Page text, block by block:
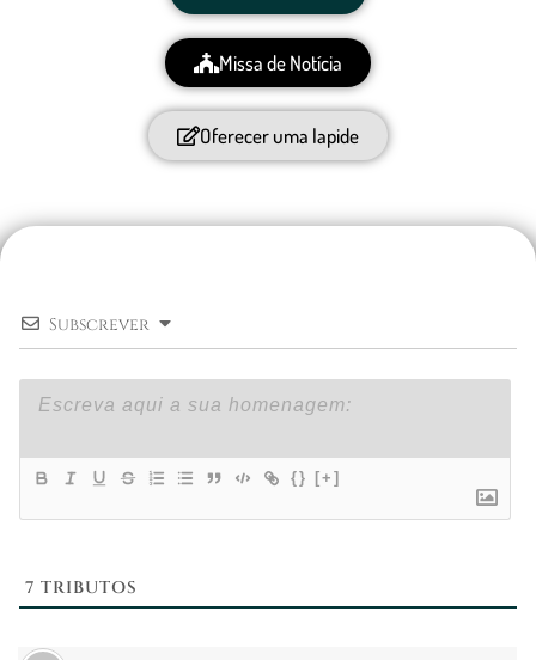
Missa de Notícia
Oferecer uma lapide
Subscrever
{} [+]
7 TRIBUTOS